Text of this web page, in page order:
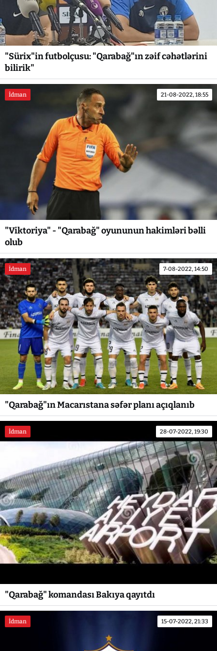
"Sürix"in futbolçusu: "Qarabağ"ın zəif cəhətlərini
bilirik"
İdman 21-08-2022, 18:55
"Viktoriya" - "Qarabağ" oyununun hakimləri bəlli
olub
İdman 7-08-2022, 14:50
"Qarabağ"ın Macarıstana səfər planı açıqlanıb
İdman 28-07-2022, 19:30
"Qarabağ" komandası Bakıya qayıtdı
İdman 15-07-2022, 21:33